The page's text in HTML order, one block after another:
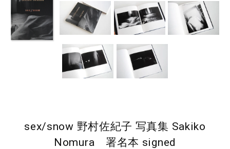
sex/snow 野村佐紀子 写真集 Sakiko
Nomura 署名本 signed